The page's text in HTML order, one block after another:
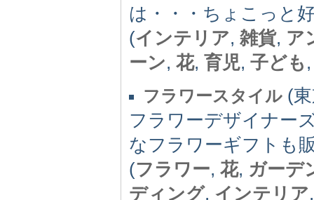
は・・・ちょこっと
(インテリア, 雑貨, ア
ーン, 花, 育児, 子ども
フラワースタイル (
フラワーデザイナー
なフラワーギフトも
(フラワー, 花, ガーデ
ディング, インテリア